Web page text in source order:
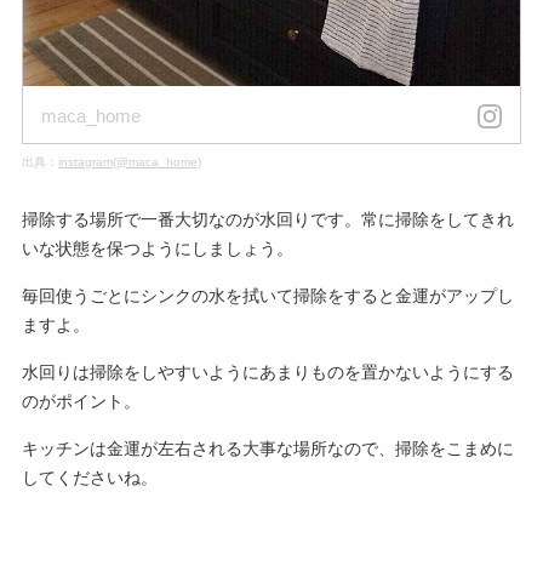
maca_home
出典： instagram(@maca_home)
掃除する場所で一番大切なのが水回りです。常に掃除をしてきれ
いな状態を保つようにしましょう。
毎回使うごとにシンクの水を拭いて掃除をすると金運がアップし
ますよ。
水回りは掃除をしやすいようにあまりものを置かないようにする
のがポイント。
キッチンは金運が左右される大事な場所なので、掃除をこまめに
してくださいね。